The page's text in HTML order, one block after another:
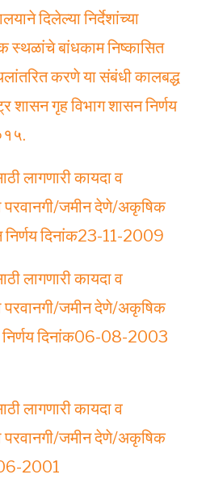
दिलेल्या निर्देशांच्या
स्थळांचे बांधकाम निष्कासित
करणे या संबंधी कालबद्ध
शासन गृह विभाग शासन निर्णय
लागणारी कायदा व
परवानगी/जमीन देणे/अकृषिक
निर्णय दिनांक23-11-2009
लागणारी कायदा व
परवानगी/जमीन देणे/अकृषिक
निर्णय दिनांक06-08-2003
लागणारी कायदा व
परवानगी/जमीन देणे/अकृषिक
06-2001